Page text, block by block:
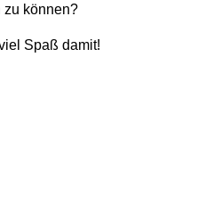
zu können?
Spaß damit!